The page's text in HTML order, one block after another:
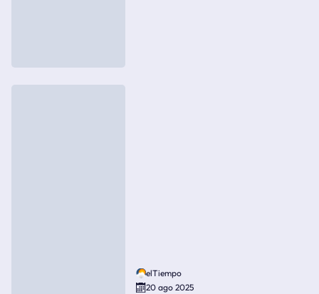
elTiempo
20 ago 2025